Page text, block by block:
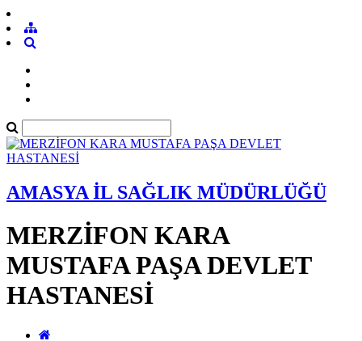
AMASYA İL SAĞLIK MÜDÜRLÜĞÜ
MERZİFON KARA
MUSTAFA PAŞA DEVLET
HASTANESİ